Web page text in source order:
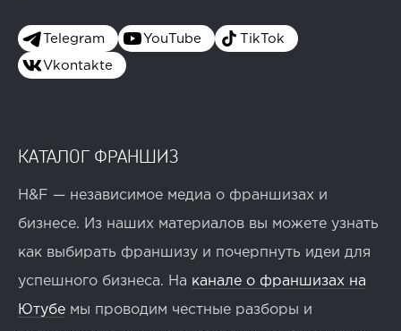
Telegram YouTube TikTok
Vkontakte
КАТАЛОГ ФРАНШИЗ
H&F — независимое медиа о франшизах и
бизнесе. Из наших материалов вы можете узнать
как выбирать франшизу и почерпнуть идеи для
успешного бизнеса. На канале о франшизах на
Ютубе мы проводим честные разборы и